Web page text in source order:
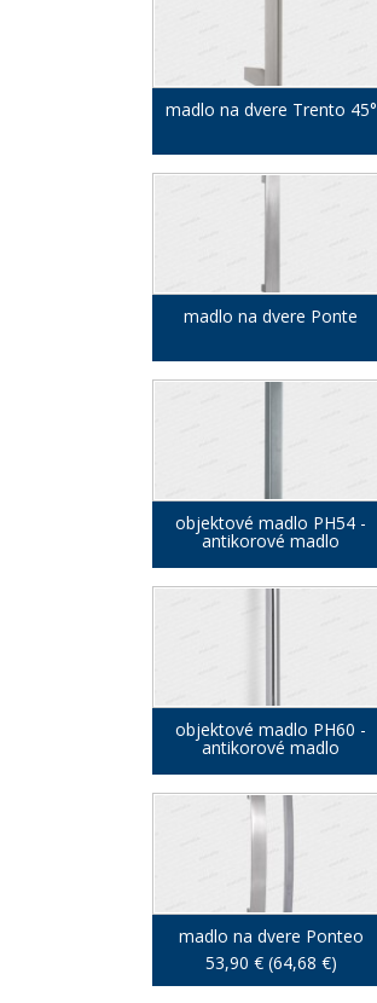
madlo na dvere Trento 45°
madlo na dvere Ponte
objektové madlo PH54 -
antikorové madlo
objektové madlo PH60 -
antikorové madlo
madlo na dvere Ponteo
53,90 € (64,68 €)